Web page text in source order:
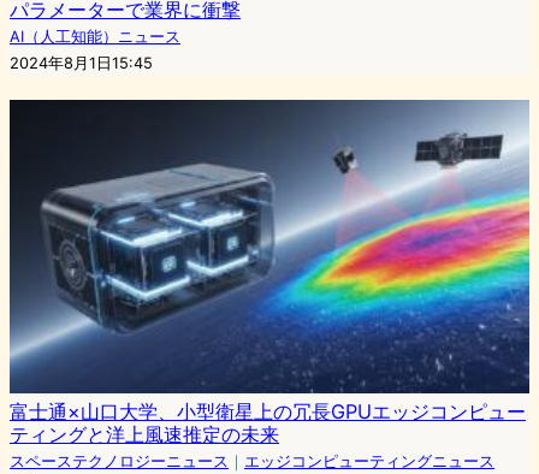
パラメーターで業界に衝撃
AI（人工知能）ニュース
2024年8月1日15:45
富士通×山口大学、小型衛星上の冗長GPUエッジコンピュー
ティングと洋上風速推定の未来
スペーステクノロジーニュース ｜ エッジコンピューティングニュース